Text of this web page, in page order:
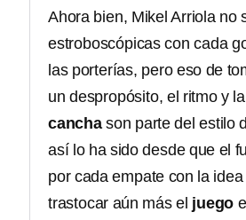
Ahora bien, Mikel Arriola no
estroboscópicas con cada
las porterías, pero eso de
un despropósito, el ritmo y
canchason parte del estilo
así lo ha sido desde que el
por cada empate con la
trastocar aún más el juego